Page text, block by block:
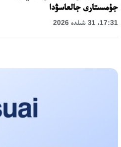
جۇمىستارى جالعاسۋدا
17:31، 31 شىلدە 2026
اسحات اسىلبەكوۆ: كۇشتى بيلىككە